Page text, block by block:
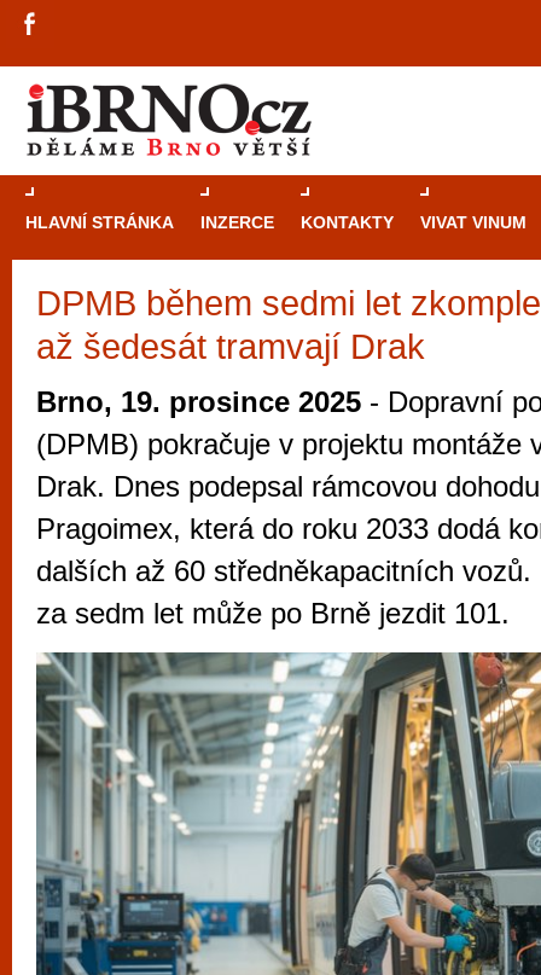
HLAVNÍ STRÁNKA INZERCE KONTAKTY VIVAT VINUM
DPMB během sedmi let
až šedesát tramvají Drak
Brno, 19. prosince 2025 - Dopravní
(DPMB) pokračuje v projektu montáže
Drak. Dnes podepsal rámcovou
Pragoimex, která do roku 2033 dodá
dalších až 60 středněkapacitních
za sedm let může po Brně jezdit 101.
Průvodce
Brně: Od
Brno je
zajímavé
restaurace,
Mimo jiné je ale také místem, kde si
vyzkoušet různé kasinové hry. V
metropoli naleznete širokou nabídku her
po moderní automaty jak pro pravidelné
příležitostné hráče. V...